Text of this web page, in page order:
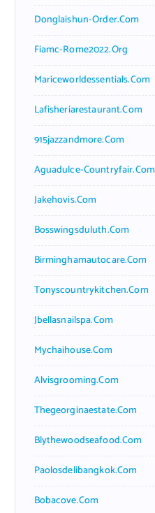
Donglaishun-Order.com
Fiamc-Rome2022.org
Mariceworldessentials.com
Lafisheriarestaurant.com
915jazzandmore.com
Aguadulce-Countryfair.com
Jakehovis.com
Bosswingsduluth.com
Birminghamautocare.com
Tonyscountrykitchen.com
Jbellasnailspa.com
Mychaihouse.com
Alvisgrooming.com
Thegeorginaestate.com
Blythewoodseafood.com
Paolosdelibangkok.com
Bobacove.com